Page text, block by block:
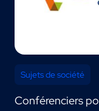
Sujets de société
Conférenciers